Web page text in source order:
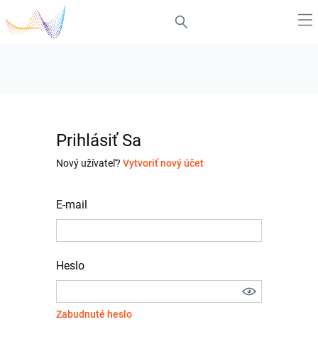
Prihlásiť Sa
Nový užívateľ? Vytvoriť nový účet
E-mail
Heslo
Zabudnuté heslo